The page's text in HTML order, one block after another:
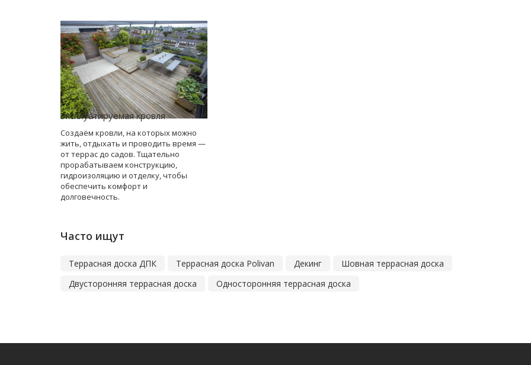
Эксплуатируемая кровля
Создаём кровли, на которых можно
жить, отдыхать и проводить время —
от террас до садов. Тщательно
прорабатываем конструкцию,
гидроизоляцию и отделку, чтобы
обеспечить комфорт и
долговечность.
Часто ищут
Террасная доска ДПК Террасная доска Polivan Декинг
Шовная террасная доска
Двусторонняя террасная доска
Односторонняя террасная доска